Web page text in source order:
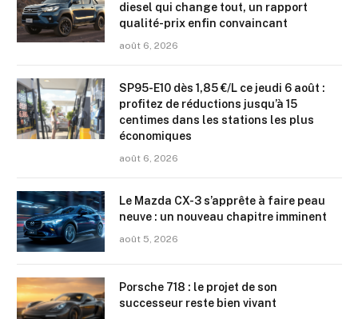
diesel qui change tout, un rapport
qualité-prix enfin convaincant
août 6, 2026
SP95-E10 dès 1,85 €/L ce jeudi 6 août :
profitez de réductions jusqu’à 15
centimes dans les stations les plus
économiques
août 6, 2026
Le Mazda CX-3 s’apprête à faire peau
neuve : un nouveau chapitre imminent
août 5, 2026
Porsche 718 : le projet de son
successeur reste bien vivant